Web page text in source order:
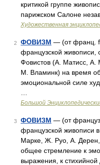
критикой группе
парижском Салоне
Художественная
2 ФОВИЗМ — (от франц.
французской живописи,
Фовистов (А. Матисс,
М. Вламинк) на время
эмоциональной силе
Большой
3 ФОВИЗМ — (от
французской живописи
Марке, Ж. Руо, А.
общее стремление к
выражения, к